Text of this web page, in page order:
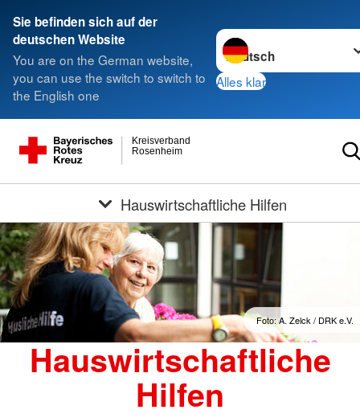
Sie befinden sich auf der
deutschen Website
You are on the German website,
you can use the switch to switch to
the English one
Sprache wechseln zu
Alles klar
Rosenheim
Kreisverband
Hauswirtschaftliche Hilfen
Foto: A. Zelck / DRK e.V.
Hauswirtschaftliche
Hilfen